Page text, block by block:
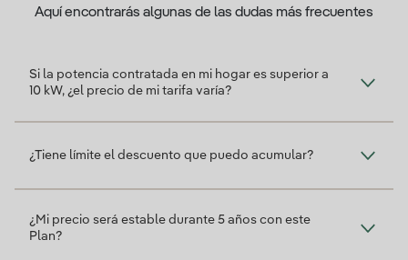
Aquí encontrarás algunas de las dudas más frecuentes
Si la potencia contratada en mi hogar es superior a
10 kW, ¿el precio de mi tarifa varía?
¿Tiene límite el descuento que puedo acumular?
¿Mi precio será estable durante 5 años con este
Plan?